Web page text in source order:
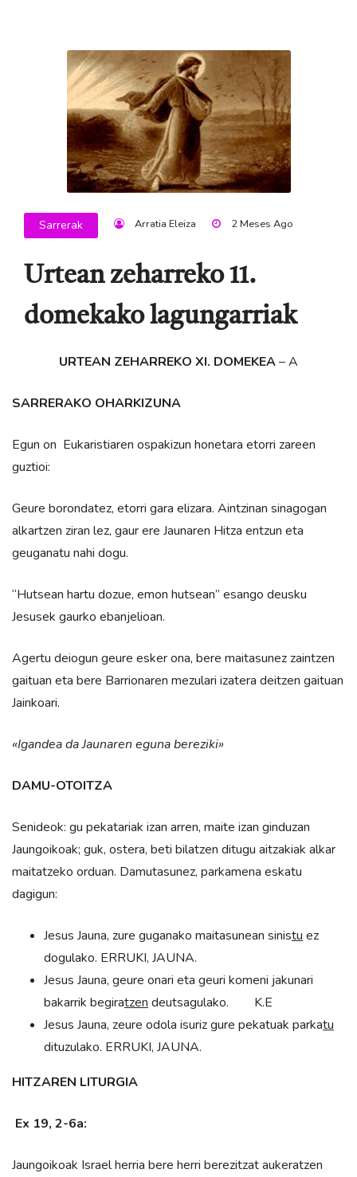
Sarrerak Arratia Eleiza 2 Meses Ago
Urtean zeharreko 11.
domekako lagungarriak
URTEAN ZEHARREKO XI. DOMEKEA– A
SARRERAKO OHARKIZUNA
Egun on Eukaristiaren ospakizun honetara etorri zareen
guztioi:
Geure borondatez, etorri gara elizara. Aintzinan sinagogan
alkartzen ziran lez, gaur ere Jaunaren Hitza entzun eta
geuganatu nahi dogu.
“Hutsean hartu dozue, emon hutsean” esango deusku
Jesusek gaurko ebanjelioan.
Agertu deiogun geure esker ona, bere maitasunez zaintzen
gaituan eta bere Barrionaren mezulari izatera deitzen gaituan
Jainkoari.
«Igandea da Jaunaren eguna bereziki»
DAMU-OTOITZA
Senideok: gu pekatariak izan arren, maite izan ginduzan
Jaungoikoak; guk, ostera, beti bilatzen ditugu aitzakiak alkar
maitatzeko orduan. Damutasunez, parkamena eskatu
dagigun:
Jesus Jauna, zure guganako maitasunean sinistu ez
dogulako. ERRUKI, JAUNA.
Jesus Jauna, geure onari eta geuri komeni jakunari
bakarrik begiratzen deutsagulako. K.E
Jesus Jauna, zeure odola isuriz gure pekatuak parkatu
dituzulako. ERRUKI, JAUNA.
HITZAREN LITURGIA
Ex 19, 2-6a:
Jaungoikoak Israel herria bere herri berezitzat aukeratzen